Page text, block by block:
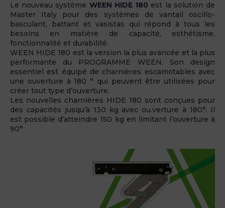
Le nouveau système WEEN HIDE 180 est la solution de
Master Italy pour des systèmes de vantail oscillo-
basculant, battant et vasistas qui répond à tous les
besoins en matière de capacité, esthétisme,
fonctionnalité et durabilité.
WEEN HIDE 180 est la version la plus avancée et la plus
performante du PROGRAMME WEEN. Son design
essentiel est équipé de charnières escamotables avec
une ouverture à 180 ° qui peuvent être utilisées pour
créer tout type d’ouverture.
Les nouvelles charnières HIDE 180 sont conçues pour
des capacités jusqu’à 130 kg avec ou.verture à 180°. Il
est possible d’atteindre 150 kg en limitant l’ouverture à
90°